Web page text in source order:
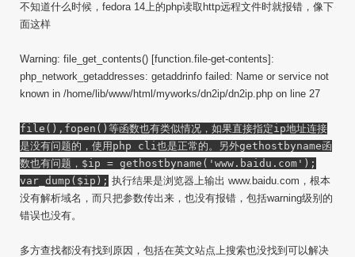
不知道什么时候，fedora 14上的php读取http远程文件时就报错，像下
面这样
Warning: file_get_contents() [function.file-get-contents]:
php_network_getaddresses: getaddrinfo failed: Name or service not
known in /home/lib/www/html/myworks/dn2ip/dn2ip.php on line 27
file(),fopen()等函数也有类似情况，如果直接指定ip地址连接
是没有问题的，使用php cli也是正常的。另外gethostbyname函
数也有问题，$ip = gethostbyname('www.baidu.com');
var_dump($ip); 执行结果是浏览器上输出 www.baidu.com，根本
没有解析域名，而只把参数传出来，也没有报错，包括warning级别的
错误也没有。
多方查找都没有找到原因，包括在英文站点上搜索也没找到可以解决